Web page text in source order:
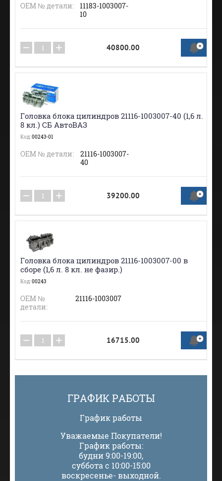
ОЕМ № детали:
11183-1003007-
10
− + 40800.00
Головка блока цилиндров 21116-1003007-40 (1,6 л.
8 кл.) СБ АвтоВАЗ
Код:00243-01
ОЕМ № детали:
21116-1003007-
40
− + 39200.00
Головка блока цилиндров 21116-1003007-00 в
сборе (1,6 л. 8 кл. не фазир.)
Код:00243
ОЕМ №
детали:
21116-1003007
− + 16715.00
ГРАФИК РАБОТЫ
График работы
Уважаемые Покупатели!
График работы:
будни 9:00-19:00,
суббота с 10:00-15:00
воскресенье- выходной.